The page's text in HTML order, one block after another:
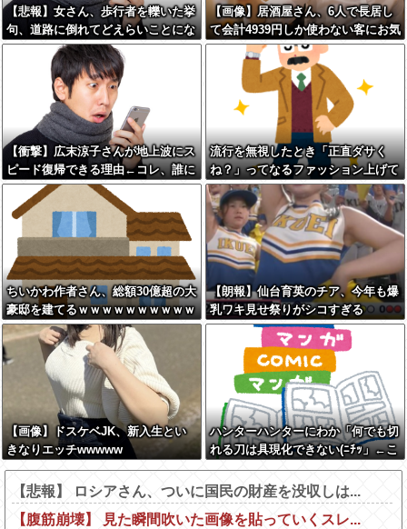
【悲報】女さん、歩行者を轢いた挙
句、道路に倒れてどえらいことにな
ってしまうw w w w w w w
【画像】居酒屋さん、6人で長居し
て会計4939円しか使わない客にお気
持ち表明してしまう←コレどっちが
悪いんや？？？？？？
【衝撃】広末涼子さんが地上波にス
ピード復帰できる理由←コレ、誰に
も分からない模様w w w w w w w
流行を無視したとき「正直ダサく
ね？」ってなるファッション上げて
け
ちいかわ作者さん、総額30億超の大
豪邸を建てるｗｗｗｗｗｗｗｗｗｗ
ｗｗｗｗｗｗｗｗｗ
【朗報】仙台育英のチア、今年も爆
乳ワキ見せ祭りがシコすぎる
【画像】ドスケベJK、新入生とい
きなりエッチwwwww
ハンターハンターにわか「何でも切
れる刀は具現化できない(ﾆﾁｯ」←こ
れ
【悲報】 ロシアさん、ついに国民の財産を没収しは...
【腹筋崩壊】 見た瞬間吹いた画像を貼っていくスレ...